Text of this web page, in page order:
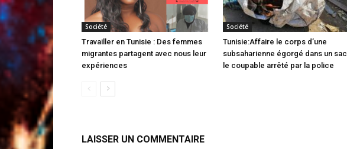
Société
Travailler en Tunisie : Des femmes
migrantes partagent avec nous leur
expériences
Société
Tunisie:Affaire le corps d’une
subsaharienne égorgé dans un sac,
le coupable arrêté par la police
LAISSER UN COMMENTAIRE